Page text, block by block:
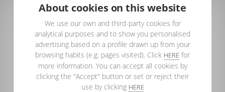
About cookies on this website
We use our own and third-party cookies for
analytical purposes and to show you personalised
advertising based on a profile drawn up from your
browsing habits (e.g. pages visited). Click HERE for
more information. You can accept all cookies by
clicking the "Accept" button or set or reject their
use by clicking HERE